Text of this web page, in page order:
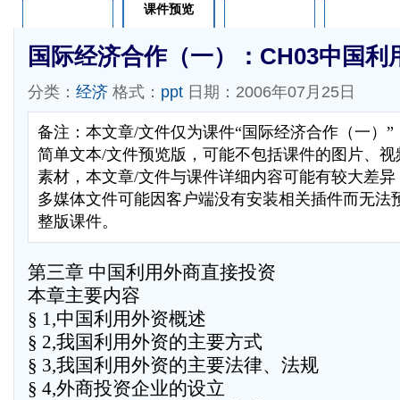
课件预览
国际经济合作（一）：CH03中国利
分类： 经济 格式： ppt 日期：2006年07月25日
备注：本文章/文件仅为课件“国际经济合作（一）
简单文本/文件预览版，可能不包括课件的图片、
素材，本文章/文件与课件详细内容可能有较大差
多媒体文件可能因客户端没有安装相关插件而无法
整版课件。
第三章 中国利用外商直接投资
本章主要内容
§ 1,中国利用外资概述
§ 2,我国利用外资的主要方式
§ 3,我国利用外资的主要法律、法规
§ 4,外商投资企业的设立